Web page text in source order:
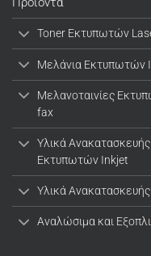
Toner Εκτυπωτών
Μελάνια Εκτυπωτών
Μελανοταινίες
fax
Υλικά
Εκτυπωτών Inkjet
Υλικά
Αναλώσιμα και